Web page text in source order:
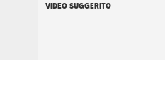
VIDEO SUGGERITO